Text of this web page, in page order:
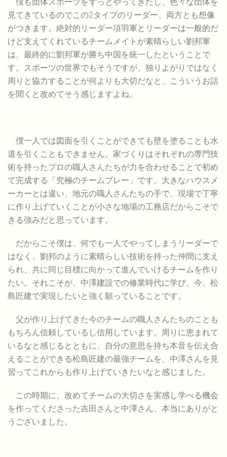
見てきているのでこの2タイプのリーダー、両方とも想像
がつきます。絶対的リーダー項羽軍とリーダーは一般的だ
けど支えてくれているチームメイトが素晴らしい劉邦軍
は、最終的に劉邦軍が勝ち中国を統一したということで
す。スポーツの世界でもそうですが、独りよがりではなく
周りと協力することが何よりも大切だなと、こういうお話
を聞くと改めてそう感じますよね。
僕一人では図面を引くことができても壁を塗ることも水
道を引くこともできません。家づくりはそれぞれの専門技
術を持ったプロの職人さんたちが力を合わせることで初め
て完成する「究極のチームプレー」です。大きなハウスメ
ーカーとは違い、地元の職人さんたちの手で、現場で丁寧
に作り上げていくことが小さな地場の工務店だからこそで
きる強みだと思っています。
だからこそ僕は、何でも一人でやってしまうリーダーで
はなく、劉邦のように素晴らしい技術を持った仲間に支え
られ、共に同じ目標に向かって進んでいけるチームを作り
たい。それこそが、中澤建設での修業時代に学び、今、松
島匠建で実現したいと強く願っていることです。
父が作り上げてきた今のチームの職人さんたちのことも
もちろん信頼しているし信用しています。周りに恵まれて
いるなと感じるとともに、自分の意思を持ち本音を伝え合
えることができる松島匠建の最強チームを、中澤さんを見
習ってこれからも作り上げていきたいなと感じました。
この時期に、改めてチームの大切さを実感し学べる機会
を作ってくださった吉田さんと中澤さん、本当にありがと
うございました。